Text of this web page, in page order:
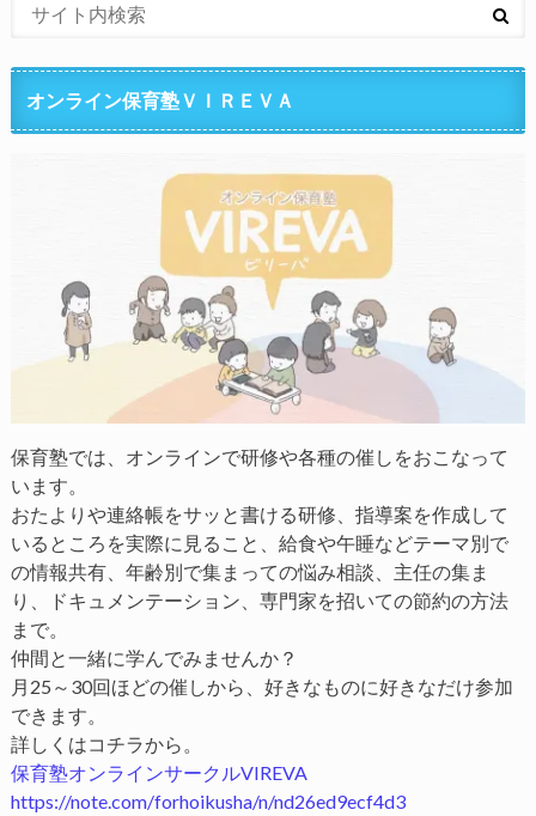
オンライン保育塾ＶＩＲＥＶＡ
保育塾では、オンラインで研修や各種の催しをおこなって
います。
おたよりや連絡帳をサッと書ける研修、指導案を作成して
いるところを実際に見ること、給食や午睡などテーマ別で
の情報共有、年齢別で集まっての悩み相談、主任の集ま
り、ドキュメンテーション、専門家を招いての節約の方法
まで。
仲間と一緒に学んでみませんか？
月25～30回ほどの催しから、好きなものに好きなだけ参加
できます。
詳しくはコチラから。
保育塾オンラインサークルVIREVA
https://note.com/forhoikusha/n/nd26ed9ecf4d3